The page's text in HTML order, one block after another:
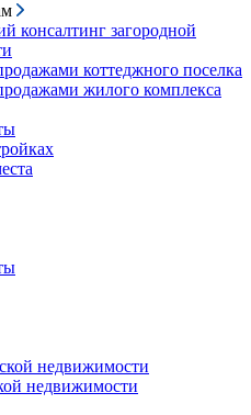
консалтинг загородной
коттеджного поселка
жилого комплекса
недвижимости
недвижимости